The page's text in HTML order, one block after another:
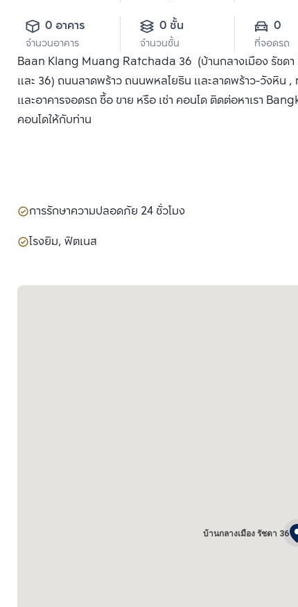
0 อาคาร
จำนวนอาคาร
0 ชั้น
จำนวนชั้น
0
ที่จอดรถ
Baan Klang Muang Ratchada 36 (บ้านกลางเมือง รัชด
และ 36) ถนนลาดพร้าว ถนนพหลโยธิน และลาดพร้าว-วังหิน
และอาคารจอดรถ ซื้อ ขาย หรือ เช่า คอนโด ติดต่อหาเรา
คอนโดให้กับท่าน
การรักษาความปลอดภัย 24 ชั่วโมง
โรงยิม, ฟิตเนส
บ้านกลางเมือง รัชดา 36